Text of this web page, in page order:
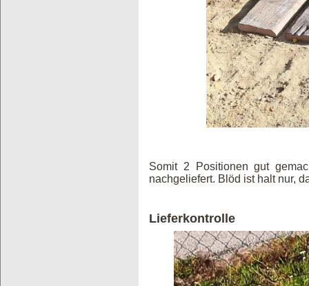
Somit 2 Positionen gut
nachgeliefert. Blöd ist halt nur,
Lieferkontrolle